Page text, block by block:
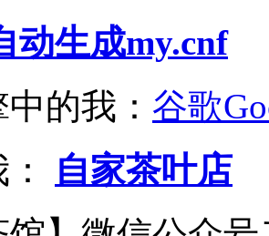
动生成my.cnf
的我： 谷歌
自家茶叶店